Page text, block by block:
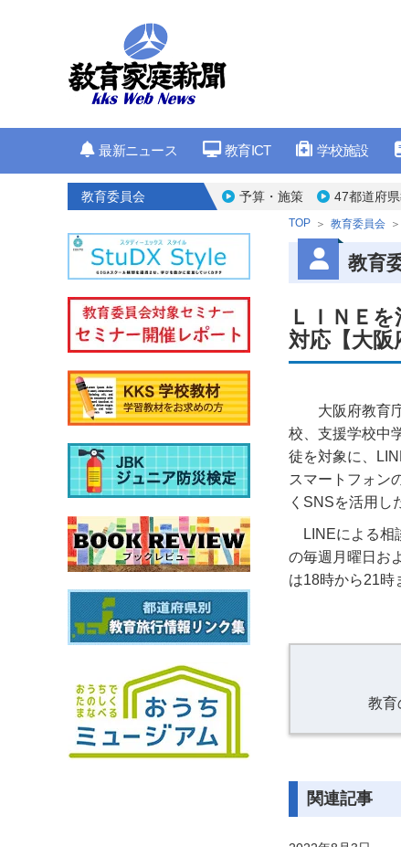
最新ニュース 教育ICT 学校施設
教育委員会 予算・施策 47都道府
TOP 教育委員会
教育
ＬＩＮＥ
対応【大阪
大阪府教育
校、支援学校中
徒を対象に、
スマートフォン
くSNSを活用し
LINEによる相
の毎週月曜日お
は18時から21時
教育
関連記事